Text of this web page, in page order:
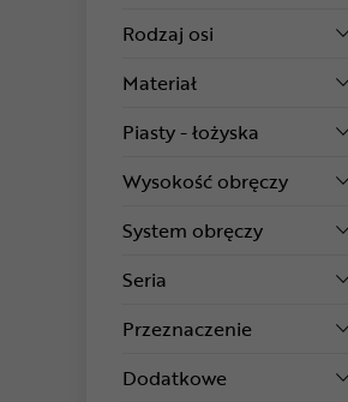
Rodzaj osi
Materiał
Piasty - łożyska
Wysokość obręczy
System obręczy
Seria
Przeznaczenie
Dodatkowe